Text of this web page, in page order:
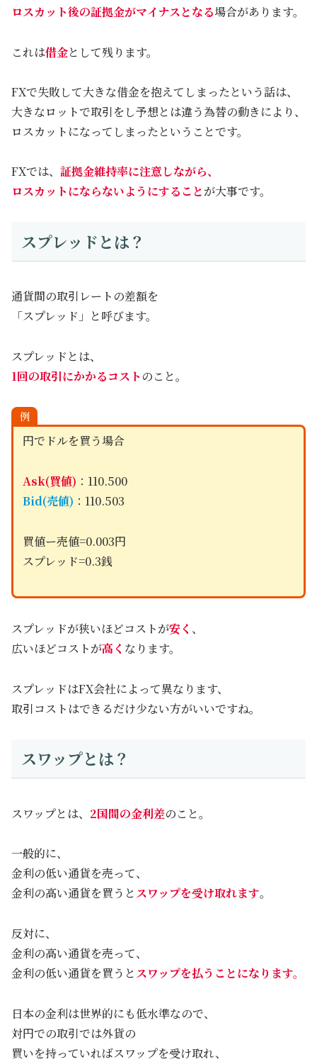
ロスカット後の証拠金がマイナスとなる場合があります。
これは借金として残ります。
FXで失敗して大きな借金を抱えてしまったという話は、
大きなロットで取引をし予想とは違う為替の動きにより、
ロスカットになってしまったということです。
FXでは、 証拠金維持率に注意しながら、
ロスカットにならないようにすることが大事です。
スプレッドとは？
通貨間の取引レートの差額を
「スプレッド」と呼びます。
スプレッドとは、
1回の取引にかかるコスト のこと。
例
円でドルを買う場合
Ask(買値) ：110.500
Bid(売値) ：110.503
買値ー売値=0.003円
スプレッド=0.3銭
スプレッドが狭いほどコストが安く 、
広いほどコストが高く なります。
スプレッドはFX会社によって異なります、
取引コストはできるだけ少ない方がいいですね。
スワップとは？
スワップとは、 2国間の金利差のこと。
一般的に、
金利の低い通貨を売って、
金利の高い通貨を買うとスワップを受け取れます。
反対に、
金利の高い通貨を売って、
金利の低い通貨を買うとスワップを払うことになります。
日本の金利は世界的にも低水準なので、
対円での取引では外貨の
買いを持っていればスワップを受け取れ、